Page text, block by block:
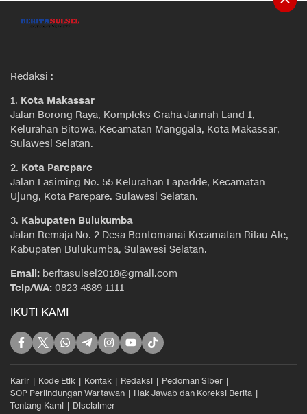
Redaksi :
1. Kota Makassar
Jalan Borong Raya, Kompleks Graha Jannah Land 1,
Kelurahan Bitowa, Kecamatan Manggala, Kota Makassar,
Sulawesi Selatan.
2. Kota Parepare
Jalan Lasiming No. 55 Kelurahan Lapadde, Kecamatan
Ujung, Kota Parepare. Sulawesi Selatan.
3. Kabupaten Bulukumba
Jalan Remaja No. 2 Desa Bontomanai Kecamatan Rilau Ale,
Kabupaten Bulukumba, Sulawesi Selatan.
Email: beritasulsel2018@gmail.com
Telp/WA: 0823 4889 1111
IKUTI KAMI
Karir Kode Etik Kontak Redaksi
Pedoman Siber
SOP Perlindungan Wartawan
Hak Jawab dan Koreksi Berita
Tentang Kami
Disclaimer